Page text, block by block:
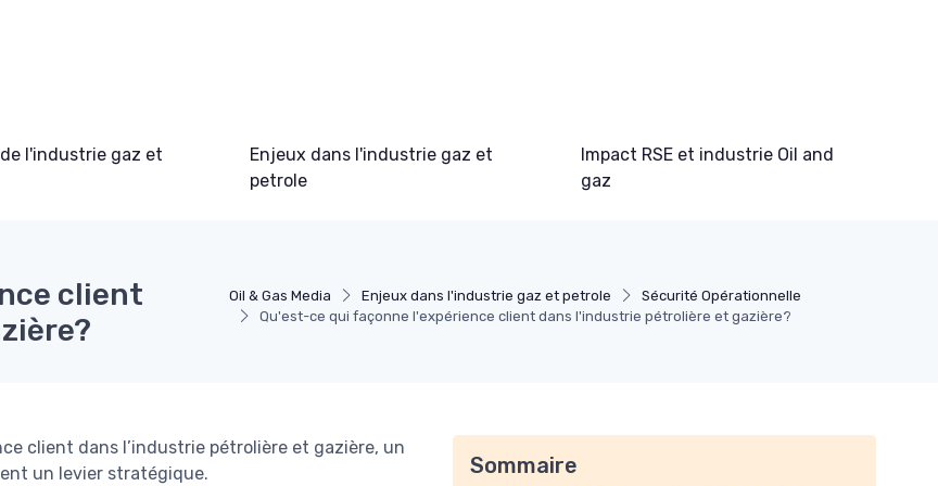
l'industrie gaz et
Enjeux dans l'industrie gaz et
petrole
Impact RSE et industrie Oil and
gaz
Oil & Gas Media Enjeux dans l'industrie gaz et petrole
Sécurité Opérationnelle
Qu'est-ce qui façonne l'expérience client dans l'industrie pétrolière et gazière?
client
client dans l’industrie pétrolière et gazière, un
un levier stratégique.
Sommaire